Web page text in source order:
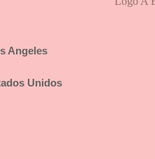
Angeles
Unidos